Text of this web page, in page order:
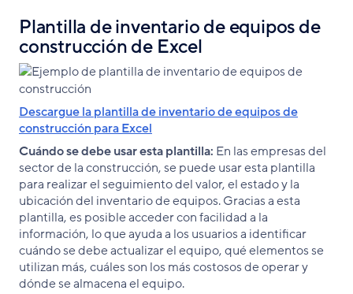
Plantilla de inventario de equipos de
construcción de Excel
Descargue la plantilla de inventario de equipos de
construcción para Excel
Cuándo se debe usar esta plantilla: En las empresas del
sector de la construcción, se puede usar esta plantilla
para realizar el seguimiento del valor, el estado y la
ubicación del inventario de equipos. Gracias a esta
plantilla, es posible acceder con facilidad a la
información, lo que ayuda a los usuarios a identificar
cuándo se debe actualizar el equipo, qué elementos se
utilizan más, cuáles son los más costosos de operar y
dónde se almacena el equipo.